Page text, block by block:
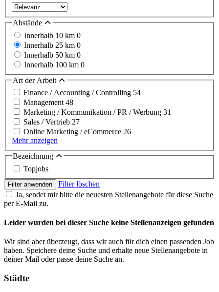
Abstände
Innerhalb 10 km 0
Innerhalb 25 km 0
Innerhalb 50 km 0
Innerhalb 100 km 0
Art der Arbeit
Finance / Accounting / Controlling 54
Management 48
Marketing / Kommunikation / PR / Werbung 31
Sales / Vertrieb 27
Online Marketing / eCommerce 26
Mehr anzeigen
Bezeichnung
Topjobs
Filter anwenden
Filter löschen
Ja, sendet mir bitte die neuesten Stellenangebote für diese Suche
per E-Mail zu.
Leider wurden bei dieser Suche keine Stellenanzeigen gefunden
Wir sind aber überzeugt, dass wir auch für dich einen passenden Job
haben. Speichere deine Suche und erhalte neue Stellenangebote in
deiner Mail oder passe deine Suche an.
Städte